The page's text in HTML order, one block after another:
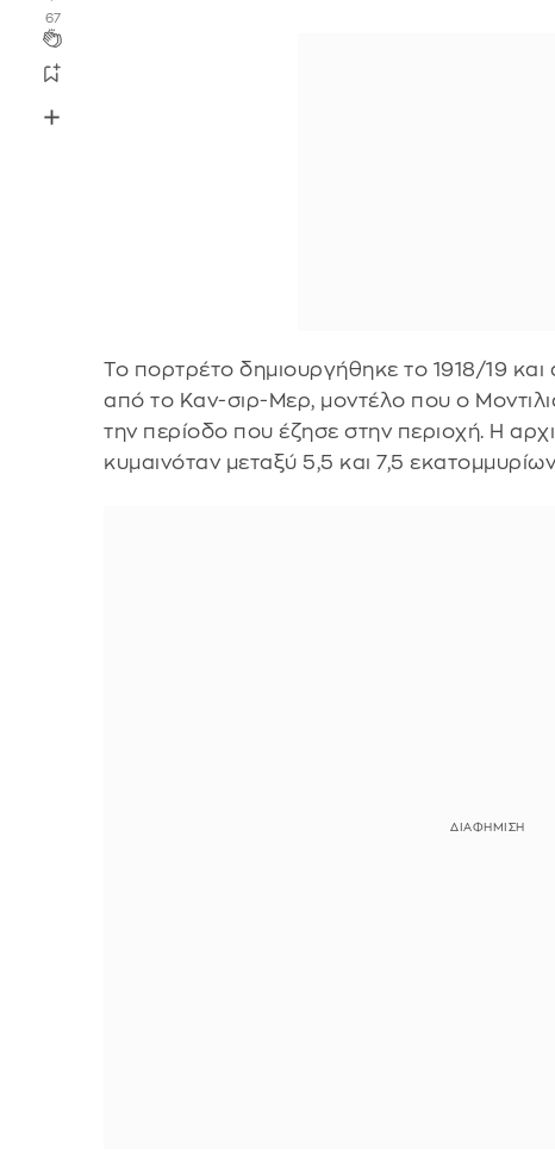
67
Το πορτρέτο δημιουργήθηκε το 1918/19 και
από το Καν-σιρ-Μερ, μοντέλο που ο
την περίοδο που έζησε στην περιοχή. Η
κυμαινόταν μεταξύ 5,5 και 7,5